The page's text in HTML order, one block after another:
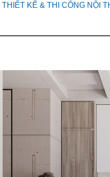
KẾ & THI CÔNG NỘI